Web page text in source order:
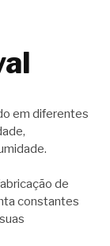
em diferentes
de
constantes